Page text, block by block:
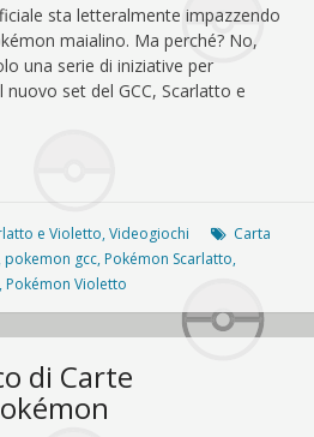
sta letteralmente impazzendo
maialino. Ma perché? No,
una serie di iniziative per
set del GCC, Scarlatto e
e Violetto,Videogiochi
Carta
, pokemon gcc, Pokémon Scarlatto,
, Pokémon Violetto
di Carte